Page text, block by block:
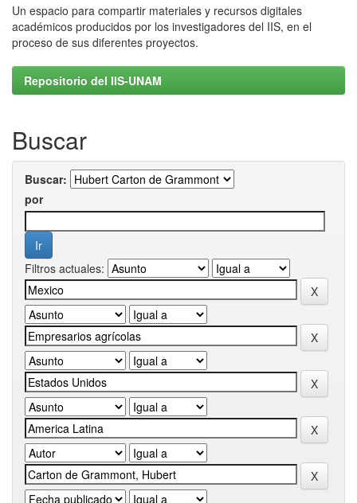
Un espacio para compartir materiales y recursos digitales
académicos producidos por los investigadores del IIS, en el
proceso de sus diferentes proyectos.
Repositorio del IIS-UNAM
Buscar
Buscar:
por
Filtros actuales: